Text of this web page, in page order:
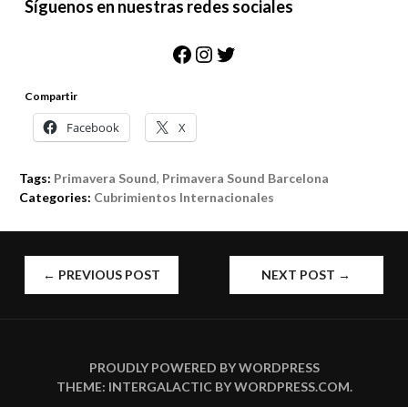
Síguenos en nuestras redes sociales
Facebook
Instagram
Twitter
Compartir
Facebook X
Tags: Primavera Sound, Primavera Sound Barcelona
Categories: Cubrimientos Internacionales
POST
← PREVIOUS POST NEXT POST →
PROUDLY POWERED BY WORDPRESS
THEME: INTERGALACTIC BYWORDPRESS.COM.